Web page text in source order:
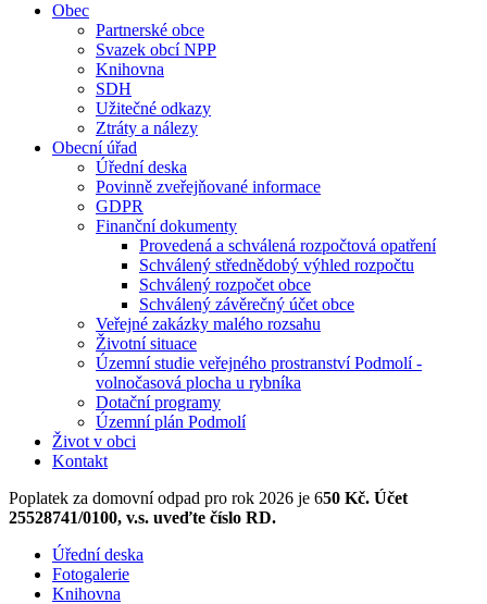
Obec
Partnerské obce
Svazek obcí NPP
Knihovna
SDH
Užitečné odkazy
Ztráty a nálezy
Obecní úřad
Úřední deska
Povinně zveřejňované informace
GDPR
Finanční dokumenty
Provedená a schválená rozpočtová opatření
Schválený střednědobý výhled rozpočtu
Schválený rozpočet obce
Schválený závěrečný účet obce
Veřejné zakázky malého rozsahu
Životní situace
Územní studie veřejného prostranství Podmolí -
volnočasová plocha u rybníka
Dotační programy
Územní plán Podmolí
Život v obci
Kontakt
Poplatek za domovní odpad pro rok 2026 je 650 Kč. Účet
25528741/0100, v.s. uveďte číslo RD.
Úřední deska
Fotogalerie
Knihovna